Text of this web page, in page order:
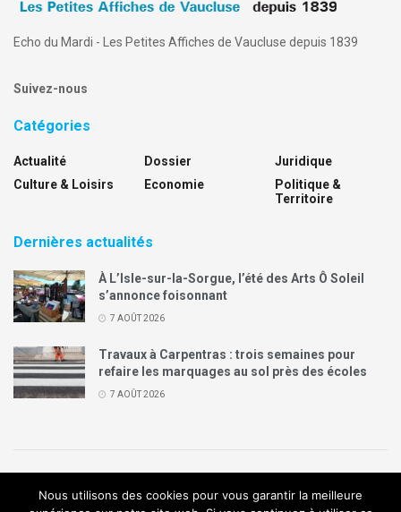
Echo du Mardi - Les Petites Affiches de Vaucluse depuis 1839
Suivez-nous
Catégories
Actualité
Culture & Loisirs
Dossier
Economie
Juridique
Politique &
Territoire
Dernières actualités
À L’Isle-sur-la-Sorgue, l’été des Arts Ô Soleil
s’annonce foisonnant
7 AOÛT 2026
Travaux à Carpentras : trois semaines pour
refaire les marquages au sol près des écoles
7 AOÛT 2026
Politique de confidentialité Mentions légales
Contact
Nous utilisons des cookies pour vous garantir la meilleure